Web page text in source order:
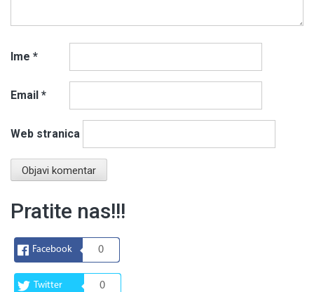
Ime *
Email *
Web stranica
Pratite nas!!!
Facebook 0
Twitter 0